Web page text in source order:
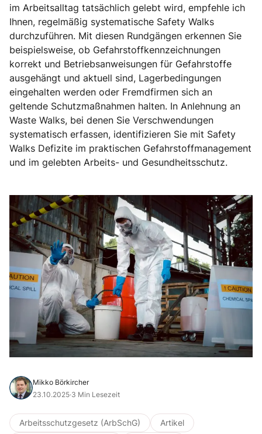
im Arbeitsalltag tatsächlich gelebt wird, empfehle ich
Ihnen, regelmäßig systematische Safety Walks
durchzuführen. Mit diesen Rundgängen erkennen Sie
beispielsweise, ob Gefahrstoffkennzeichnungen
korrekt und Betriebsanweisungen für Gefahrstoffe
ausgehängt und aktuell sind, Lagerbedingungen
eingehalten werden oder Fremdfirmen sich an
geltende Schutzmaßnahmen halten. In Anlehnung an
Waste Walks, bei denen Sie Verschwendungen
systematisch erfassen, identifizieren Sie mit Safety
Walks Defizite im praktischen Gefahrstoffmanagement
und im gelebten Arbeits- und Gesundheitsschutz.
Mikko Börkircher
23.10.2025·3 Min Lesezeit
Arbeitsschutzgesetz (ArbSchG)
Artikel